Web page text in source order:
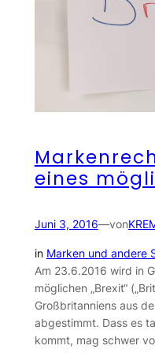
eines
Juni 3, 2016—von
in Marken und andere
Am 23.6.2016 wird in
möglichen „Brexit“
Großbritanniens aus
abgestimmt. Dass es
kommt, mag schwer